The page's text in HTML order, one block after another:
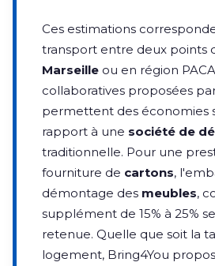
Ces estimations
transport entre deux points
Marseille ou en région
collaboratives proposées
permettent des économies
rapport à une société de
traditionnelle. Pour une
fourniture de cartons,
démontage des meubles,
supplément de 15% à 25%
retenue. Quelle que soit la
logement, Bring4You